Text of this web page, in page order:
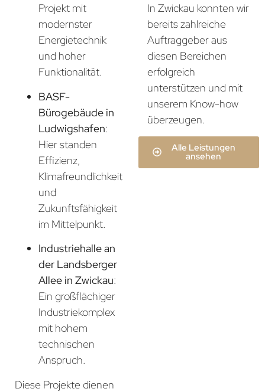
Projekt mit
modernster
Energietechnik
und hoher
Funktionalität.
BASF-
Bürogebäude in
Ludwigshafen:
Hier standen
Effizienz,
Klimafreundlichkeit
und
Zukunftsfähigkeit
im Mittelpunkt.
Industriehalle an
der Landsberger
Allee in Zwickau:
Ein großflächiger
Industriekomplex
mit hohem
technischen
Anspruch.
Diese Projekte dienen
In Zwickau konnten wir
bereits zahlreiche
Auftraggeber aus
diesen Bereichen
erfolgreich
unterstützen und mit
unserem Know-how
überzeugen.
Alle Leistungen
ansehen